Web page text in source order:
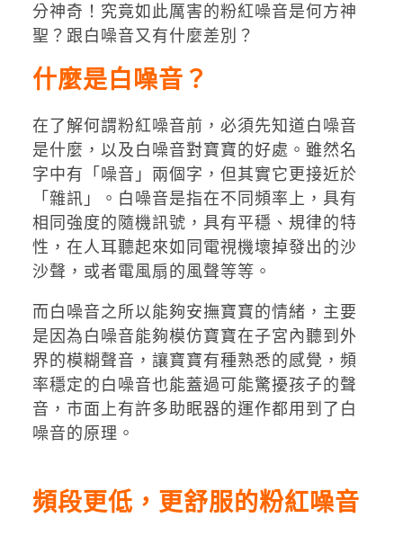
分神奇！究竟如此厲害的粉紅噪音是何方神
聖？跟白噪音又有什麼差別？
什麼是白噪音？
在了解何謂粉紅噪音前，必須先知道白噪音
是什麼，以及白噪音對寶寶的好處。雖然名
字中有「噪音」兩個字，但其實它更接近於
「雜訊」。白噪音是指在不同頻率上，具有
相同強度的隨機訊號，具有平穩、規律的特
性，在人耳聽起來如同電視機壞掉發出的沙
沙聲，或者電風扇的風聲等等。
而白噪音之所以能夠安撫寶寶的情緒，主要
是因為白噪音能夠模仿寶寶在子宮內聽到外
界的模糊聲音，讓寶寶有種熟悉的感覺，頻
率穩定的白噪音也能蓋過可能驚擾孩子的聲
音，市面上有許多助眠器的運作都用到了白
噪音的原理。
頻段更低，更舒服的粉紅噪音